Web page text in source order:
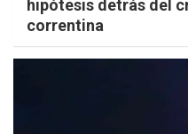
hipótesis detrás del
correntina